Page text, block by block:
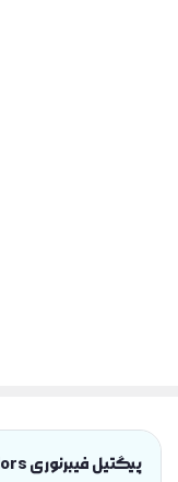
پیگتیل فیبرنوری LC-APC SM 0.9mm G.652 1.5m 1 Colors